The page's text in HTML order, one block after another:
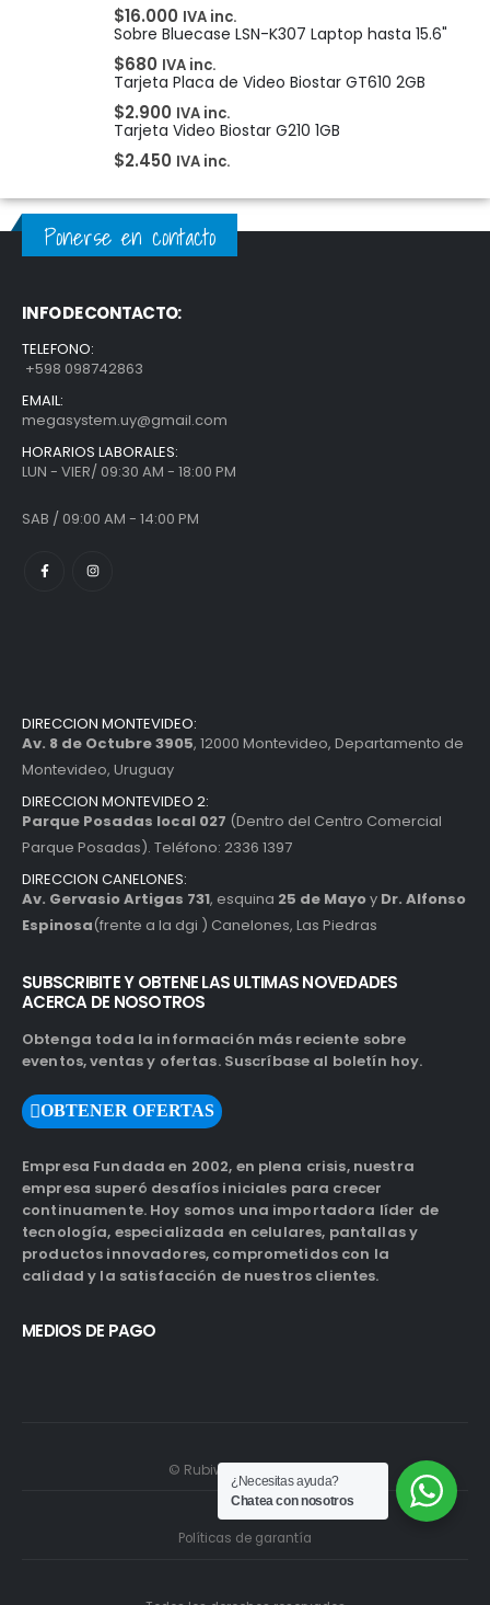
$16.000 IVA inc.
Sobre Bluecase LSN-K307 Laptop hasta 15.6"
$680 IVA inc.
Tarjeta Placa de Video Biostar GT610 2GB
$2.900 IVA inc.
Tarjeta Video Biostar G210 1GB
$2.450 IVA inc.
Ponerse en contacto
INFO DE CONTACTO:
TELEFONO:
+598 098742863
EMAIL:
megasystem.uy@gmail.com
HORARIOS LABORALES:
LUN - VIER/ 09:30 AM - 18:00 PM
SAB / 09:00 AM - 14:00 PM
DIRECCION MONTEVIDEO:
Av. 8 de Octubre 3905, 12000 Montevideo, Departamento de
Montevideo, Uruguay
DIRECCION MONTEVIDEO 2:
Parque Posadas local 027 (Dentro del Centro Comercial
Parque Posadas). Teléfono: 2336 1397
DIRECCION CANELONES:
Av. Gervasio Artigas 731, esquina 25 de Mayoy Dr. Alfonso
Espinosa(frente a la dgi ) Canelones, Las Piedras
SUBSCRIBITE Y OBTENE LAS ULTIMAS NOVEDADES
ACERCA DE NOSOTROS
Obtenga toda la información más reciente sobre
eventos, ventas y ofertas. Suscríbase al boletín hoy.
OBTENER OFERTAS
Empresa Fundada en 2002, en plena crisis, nuestra
empresa superó desafíos iniciales para crecer
continuamente. Hoy somos una importadora líder de
tecnología, especializada en celulares, pantallas y
productos innovadores, comprometidos con la
calidad y la satisfacción de nuestros clientes.
MEDIOS DE PAGO
© Rubiwebs.com 2026.
Políticas de garantía
¿Necesitas ayuda?
Chatea con nosotros